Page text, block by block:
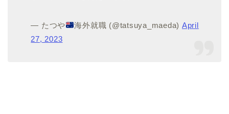
— たつや 海外就職 (@tatsuya_maeda) April
27, 2023